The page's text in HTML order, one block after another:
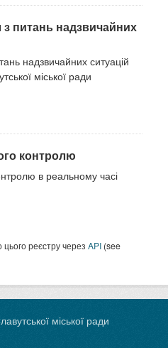
питань надзвичайних
надзвичайних ситуацій
міської ради
контролю
в реальному часі
реєстру через API (see
міської ради